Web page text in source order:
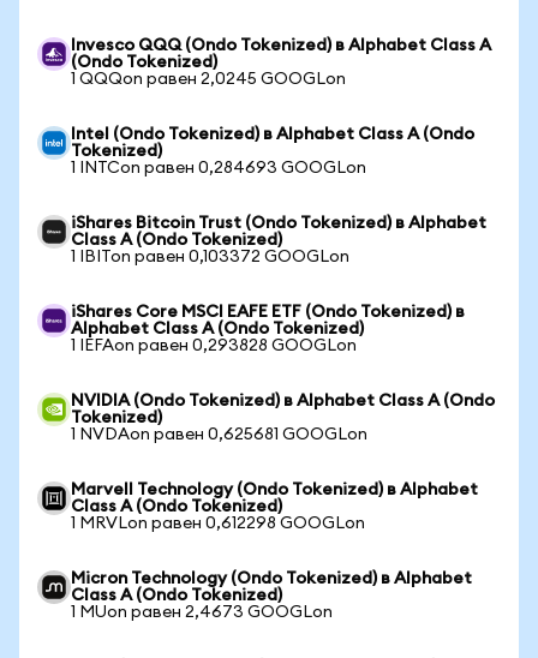
Invesco QQQ (Ondo Tokenized) в Alphabet Class A
(Ondo Tokenized)
1 QQQon равен 2,0245 GOOGLon
Intel (Ondo Tokenized) в Alphabet Class A (Ondo
Tokenized)
1 INTCon равен 0,284693 GOOGLon
iShares Bitcoin Trust (Ondo Tokenized) в Alphabet
Class A (Ondo Tokenized)
1 IBITon равен 0,103372 GOOGLon
iShares Core MSCI EAFE ETF (Ondo Tokenized) в
Alphabet Class A (Ondo Tokenized)
1 IEFAon равен 0,293828 GOOGLon
NVIDIA (Ondo Tokenized) в Alphabet Class A (Ondo
Tokenized)
1 NVDAon равен 0,625681 GOOGLon
Marvell Technology (Ondo Tokenized) в Alphabet
Class A (Ondo Tokenized)
1 MRVLon равен 0,612298 GOOGLon
Micron Technology (Ondo Tokenized) в Alphabet
Class A (Ondo Tokenized)
1 MUon равен 2,4673 GOOGLon